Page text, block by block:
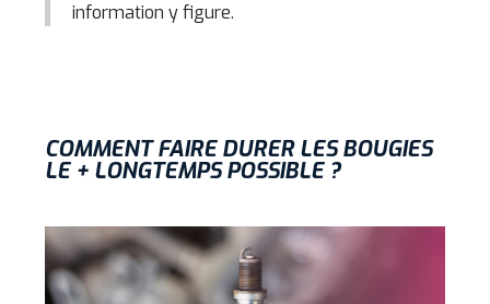
information y figure.
COMMENT FAIRE DURER LES BOUGIES
LE + LONGTEMPS POSSIBLE ?